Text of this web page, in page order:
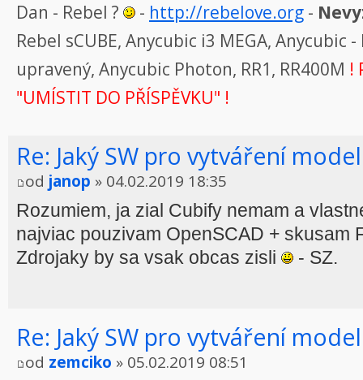
Dan - Rebel ? - http://rebelove.org -
Rebel sCUBE, Anycubic i3 MEGA, Anycubic
upravený, Anycubic Photon, RR1, RR400M !
"UMÍSTIT DO PŘÍSPĚVKU" !
Re: Jaký SW pro vytváření
od janop » 04.02.2019 18:35
Rozumiem, ja zial Cubify nemam a
najviac pouzivam OpenSCAD + skusam
Zdrojaky by sa vsak obcas zisli
- SZ.
Re: Jaký SW pro vytváření
od zemciko » 05.02.2019 08:51